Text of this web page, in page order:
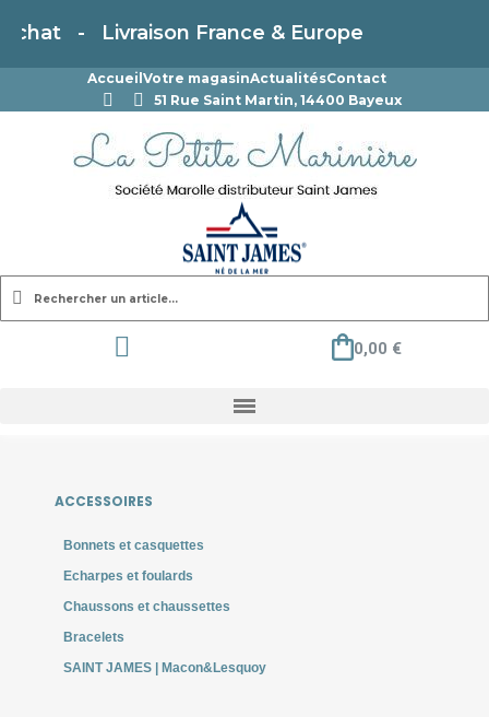
France & Europe
Accueil Votre magasinActualitésContact
51 Rue Saint Martin, 14400 Bayeux
0,00 €
ACCESSOIRES
Bonnets et casquettes
Echarpes et foulards
Chaussons et chaussettes
Bracelets
SAINT JAMES | Macon&Lesquoy